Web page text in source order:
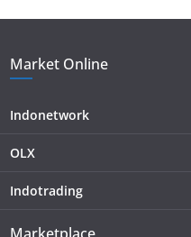
Market Online
Indonetwork
OLX
Indotrading